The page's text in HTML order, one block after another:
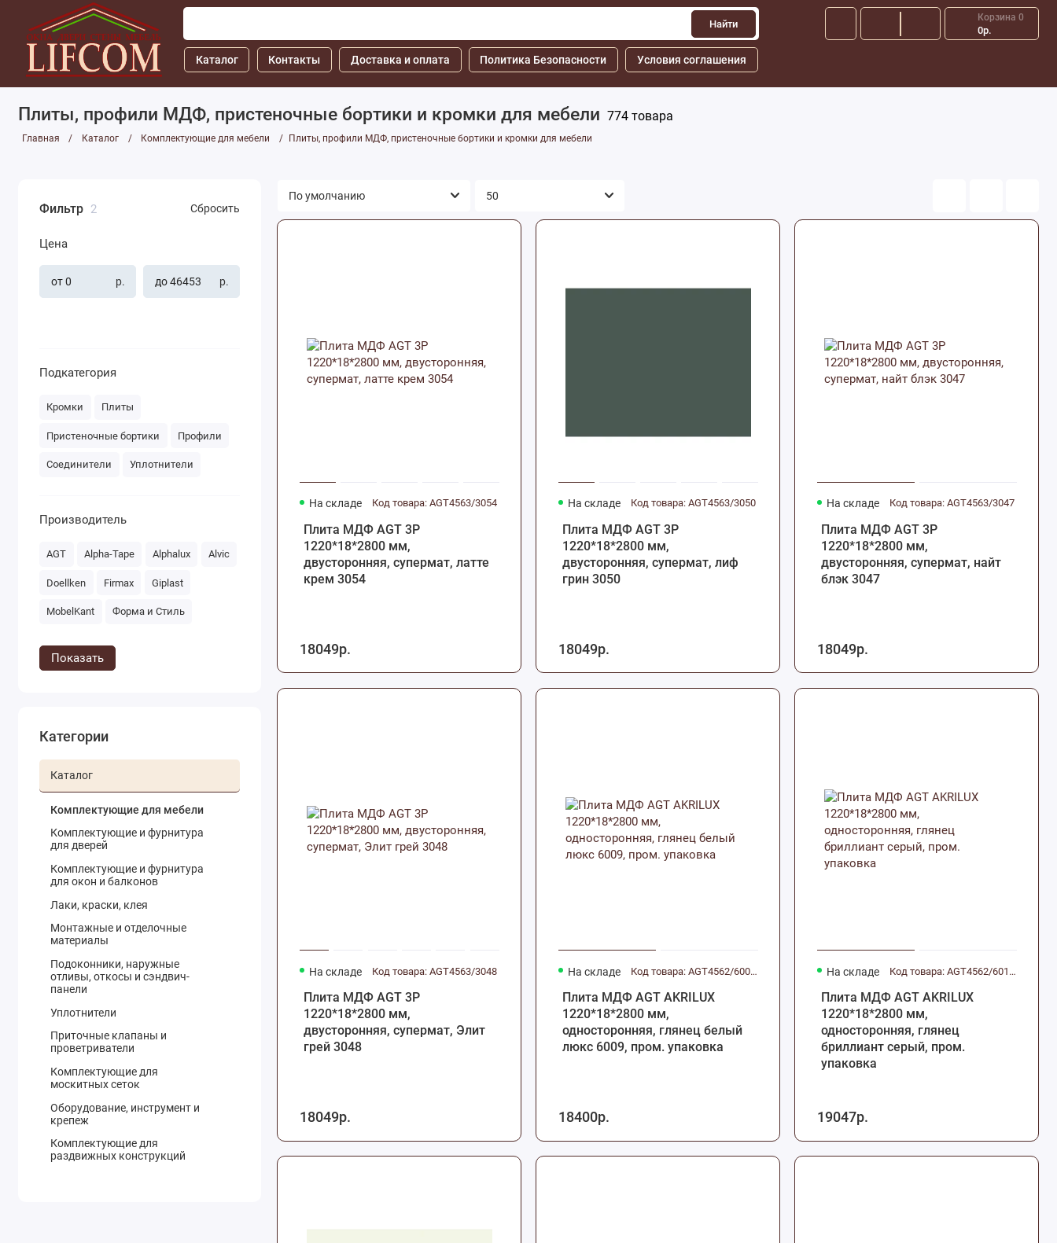
Найти
Корзина 0
0р.
Каталог Контакты Доставка и оплата Политика Безопасности Условия соглашения
Плиты, профили МДФ, пристеночные бортики и кромки для мебели 774 товара
Главная Каталог Комплектующие для мебели Плиты, профили МДФ, пристеночные бортики и кромки для мебели
Фильтр 2 Сбросить
Цена
р. р.
Подкатегория
Кромки Плиты
Пристеночные бортики Профили
Соединители Уплотнители
Производитель
AGT Alpha-Tape Alphalux Alvic
Doellken Firmax Giplast
MobelKant Форма и Стиль
Показать
Категории
Каталог
Комплектующие для мебели
Комплектующие и фурнитура
для дверей
Комплектующие и фурнитура
для окон и балконов
Лаки, краски, клея
Монтажные и отделочные
материалы
Подоконники, наружные
отливы, откосы и сэндвич-
панели
Уплотнители
Приточные клапаны и
проветриватели
Комплектующие для
москитных сеток
Оборудование, инструмент и
крепеж
Комплектующие для
раздвижных конструкций
На складе Код товара: AGT4563/3054
Плита МДФ AGT 3P
1220*18*2800 мм,
двусторонняя, супермат, латте
крем 3054
18049р.
На складе Код товара: AGT4563/3050
Плита МДФ AGT 3P
1220*18*2800 мм,
двусторонняя, супермат, лиф
грин 3050
18049р.
На складе Код товара: AGT4563/3047
Плита МДФ AGT 3P
1220*18*2800 мм,
двусторонняя, супермат, найт
блэк 3047
18049р.
На складе Код товара: AGT4563/3048
Плита МДФ AGT 3P
1220*18*2800 мм,
двусторонняя, супермат, Элит
грей 3048
18049р.
На складе Код товара: AGT4562/6009.P
Плита МДФ AGT AKRILUX
1220*18*2800 мм,
односторонняя, глянец белый
люкс 6009, пром. упаковка
18400р.
На складе Код товара: AGT4562/6015.P
Плита МДФ AGT AKRILUX
1220*18*2800 мм,
односторонняя, глянец
бриллиант серый, пром.
упаковка
19047р.